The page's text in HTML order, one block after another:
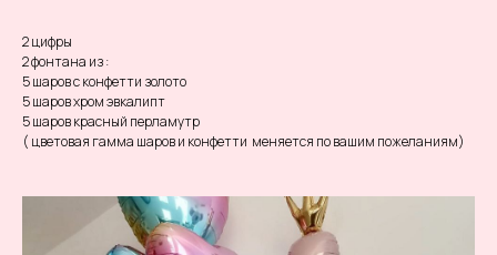
2 цифры
2 фонтана из :
5 шаров с конфетти золото
5 шаров хром эвкалипт
5 шаров красный перламутр
( цветовая гамма шаров и конфетти меняется по вашим пожеланиям)